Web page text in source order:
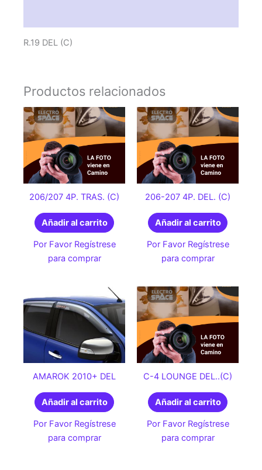
R.19 DEL (C)
Productos relacionados
206/207 4P. TRAS. (C)
Añadir al carrito
Por Favor Regístrese
para comprar
206-207 4P. DEL. (C)
Añadir al carrito
Por Favor Regístrese
para comprar
AMAROK 2010+ DEL
Añadir al carrito
Por Favor Regístrese
para comprar
C-4 LOUNGE DEL..(C)
Añadir al carrito
Por Favor Regístrese
para comprar